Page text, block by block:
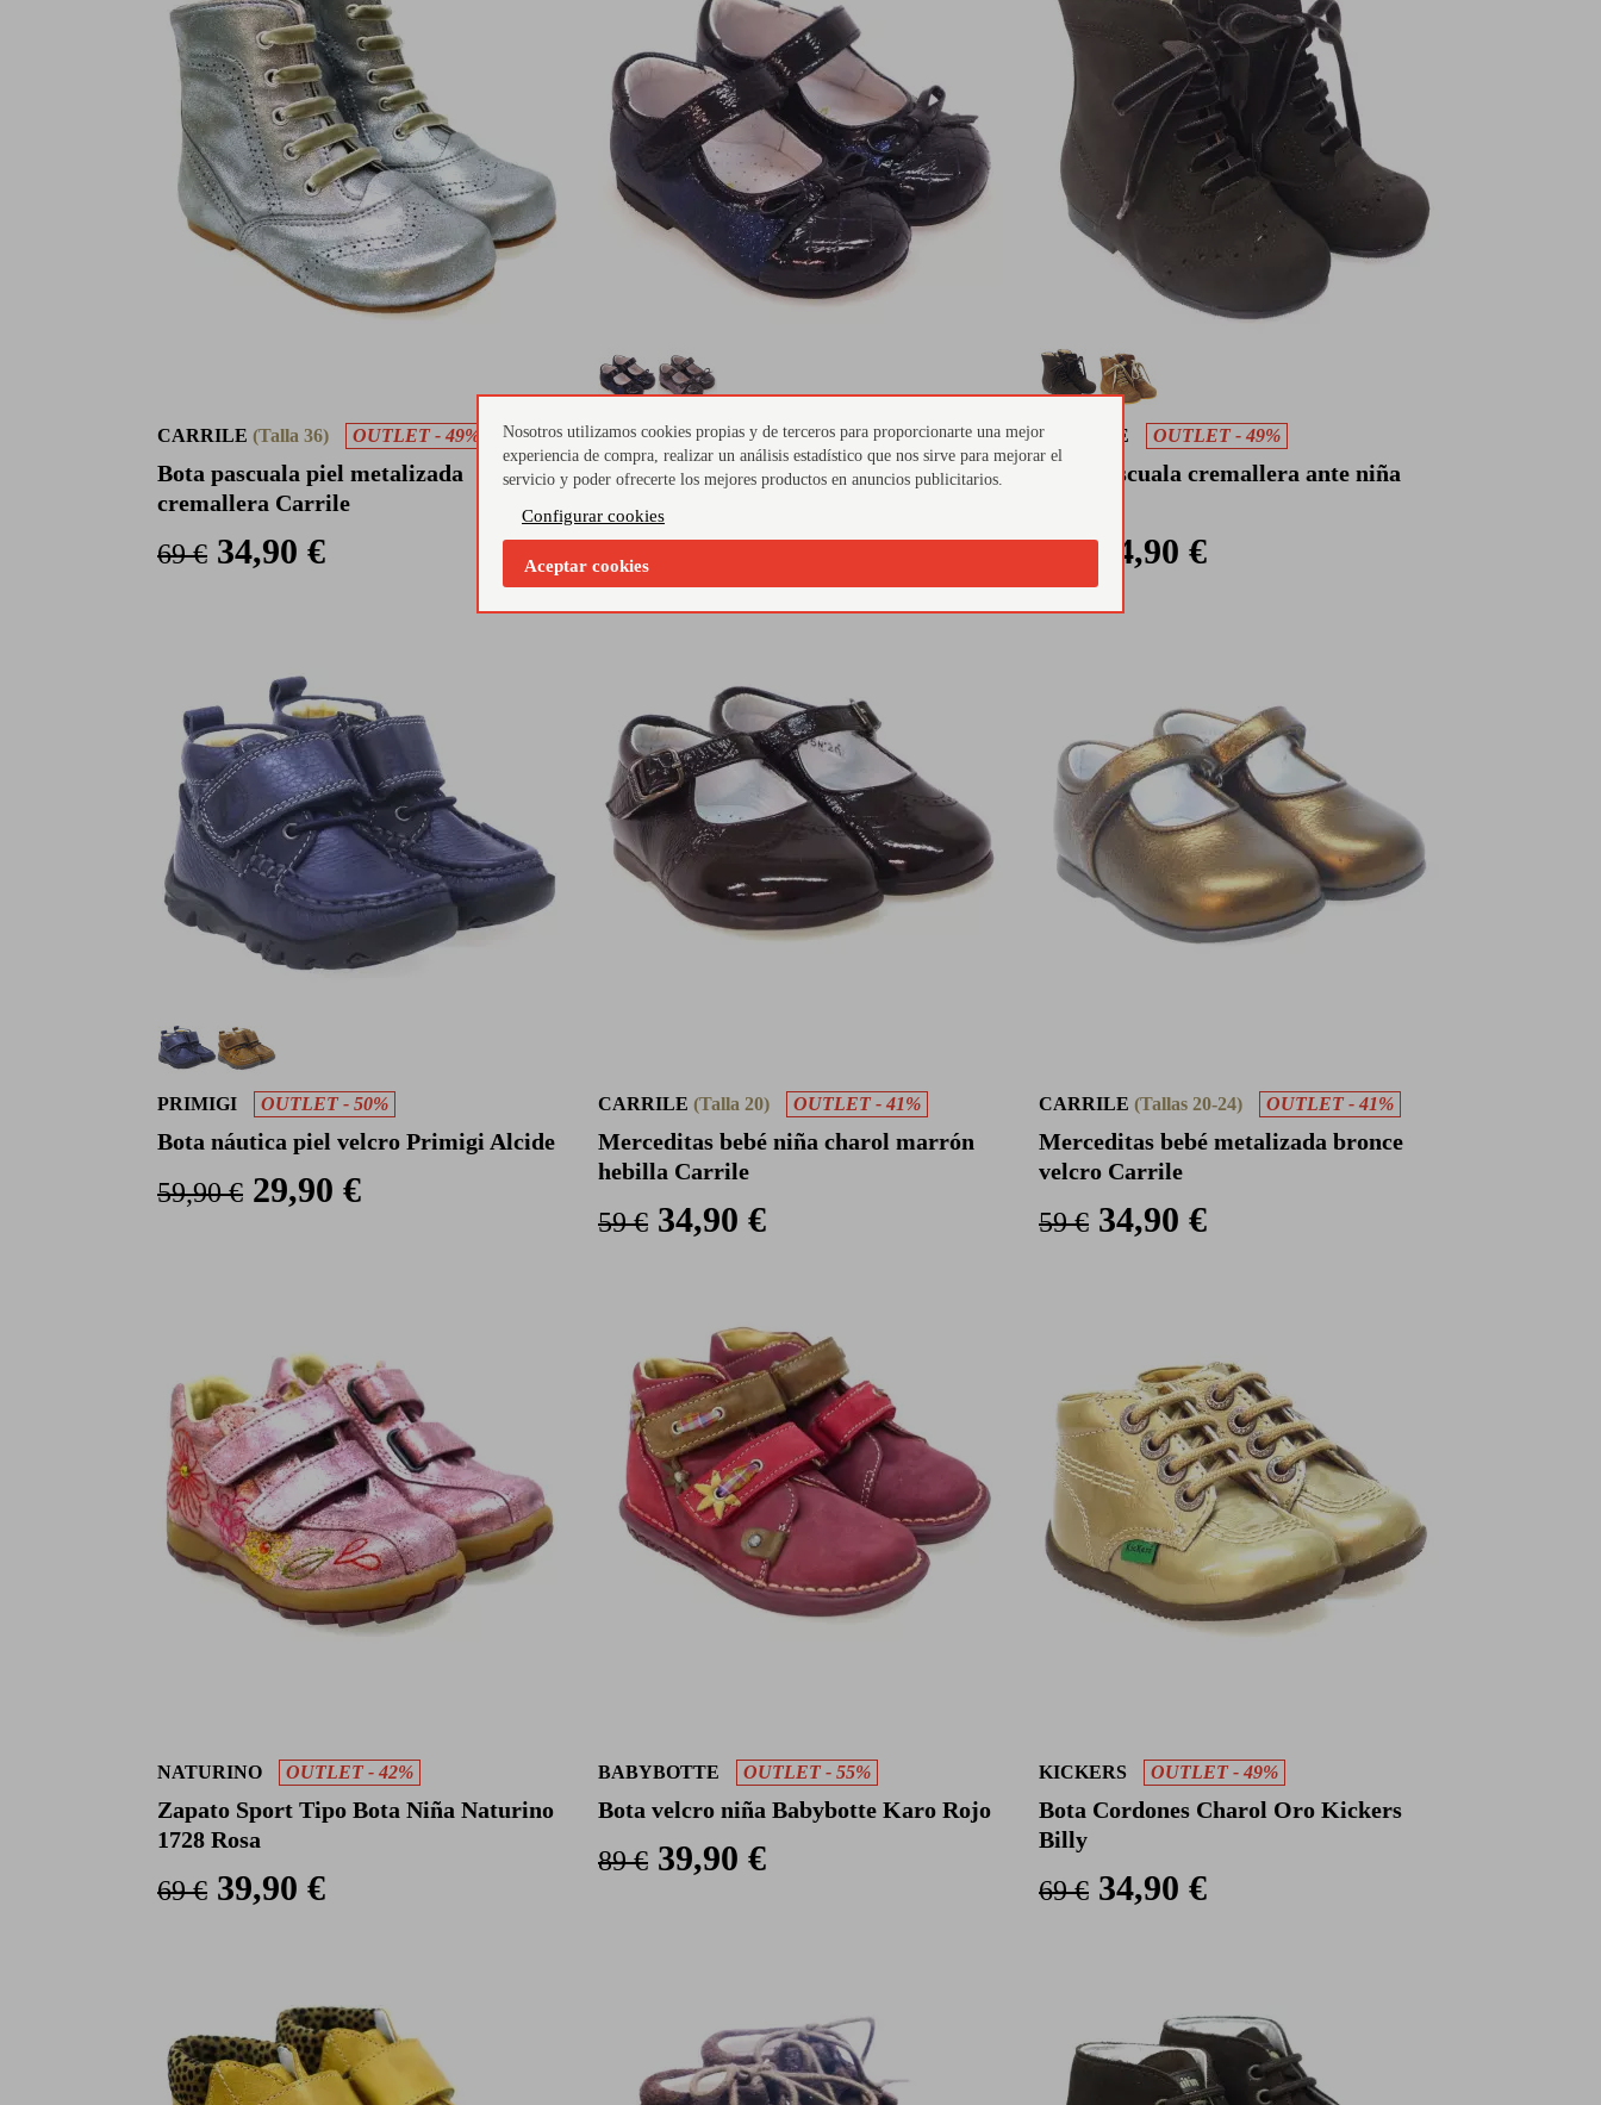
CARRILE (Talla 36) OUTLET - 49%
Bota pascuala piel metalizada
cremallera Carrile
69 € 34,90 €
CARRILE (Tallas 20-23) OUTLET - 41%
Merceditas bebé niña glitter y lazos
59 € 34,90 €
CARRILE OUTLET - 49%
Bota pascuala cremallera ante niña
34,90 €
PRIMIGI OUTLET - 50%
Bota náutica piel velcro Primigi Alcide
59,90 € 29,90 €
CARRILE (Talla 20) OUTLET - 41%
Merceditas bebé niña charol marrón
hebilla Carrile
59 € 34,90 €
CARRILE (Tallas 20-24) OUTLET - 41%
Merceditas bebé metalizada bronce
velcro Carrile
59 € 34,90 €
NATURINO OUTLET - 42%
Zapato Sport Tipo Bota Niña Naturino
1728 Rosa
69 € 39,90 €
BABYBOTTE OUTLET - 55%
Bota velcro niña Babybotte Karo Rojo
89 € 39,90 €
KICKERS OUTLET - 49%
Bota Cordones Charol Oro Kickers
Billy
69 € 34,90 €
Nosotros utilizamos cookies propias y de terceros para proporcionarte una mejor
experiencia de compra, realizar un análisis estadístico que nos sirve para mejorar el
servicio y poder ofrecerte los mejores productos en anuncios publicitarios.
Configurar cookies
Aceptar cookies